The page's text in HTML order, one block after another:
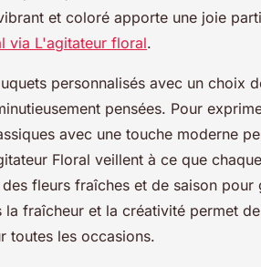
et coloré apporte une joie
via L'agitateur floral.
personnalisés avec un choix
pensées. Pour
avec une touche moderne
Floral veillent à ce que chaque
fleurs fraîches et de saison pour
fraîcheur et la créativité permet de
toutes les occasions.